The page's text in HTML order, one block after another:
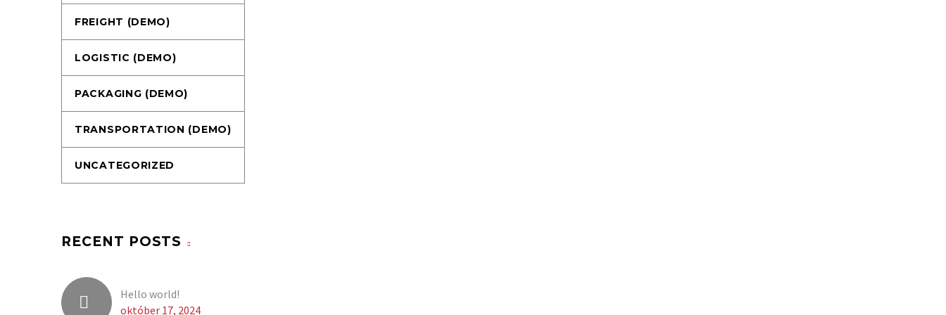
FREIGHT (DEMO)
LOGISTIC (DEMO)
PACKAGING (DEMO)
TRANSPORTATION (DEMO)
UNCATEGORIZED
RECENT POSTS
Hello world!
október 17, 2024